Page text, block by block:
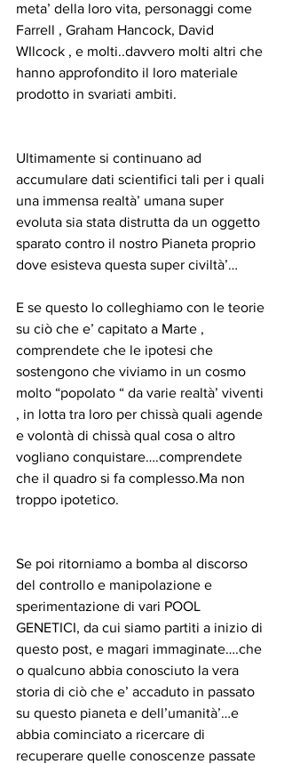
meta’ della loro vita, personaggi come
Farrell , Graham Hancock, David
WIlcock , e molti..davvero molti altri che
hanno approfondito il loro materiale
prodotto in svariati ambiti.
Ultimamente si continuano ad
accumulare dati scientifici tali per i quali
una immensa realtà’ umana super
evoluta sia stata distrutta da un oggetto
sparato contro il nostro Pianeta proprio
dove esisteva questa super civiltà’…
E se questo lo colleghiamo con le teorie
su ciò che e’ capitato a Marte ,
comprendete che le ipotesi che
sostengono che viviamo in un cosmo
molto “popolato “ da varie realtà’ viventi
, in lotta tra loro per chissà quali agende
e volontà di chissà qual cosa o altro
vogliano conquistare….comprendete
che il quadro si fa complesso.Ma non
troppo ipotetico.
Se poi ritorniamo a bomba al discorso
del controllo e manipolazione e
sperimentazione di vari POOL
GENETICI, da cui siamo partiti a inizio di
questo post, e magari immaginate….che
o qualcuno abbia conosciuto la vera
storia di ciò che e’ accaduto in passato
su questo pianeta e dell’umanità’…e
abbia cominciato a ricercare di
recuperare quelle conoscenze passate